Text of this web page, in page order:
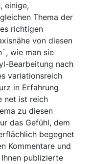
einige,
Thema der
richtigen
von diesen
wie man sie
Bearbeitung nach
variationsreich
in Erfahrung
net ist reich
zu diesen
das Gefühl, dem
begegnet
Kommentare und
publizierte